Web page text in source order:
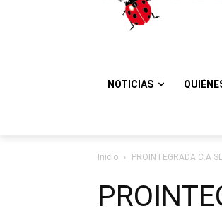
NOTICIAS
Inicio PROINTEGRADA C.A SL